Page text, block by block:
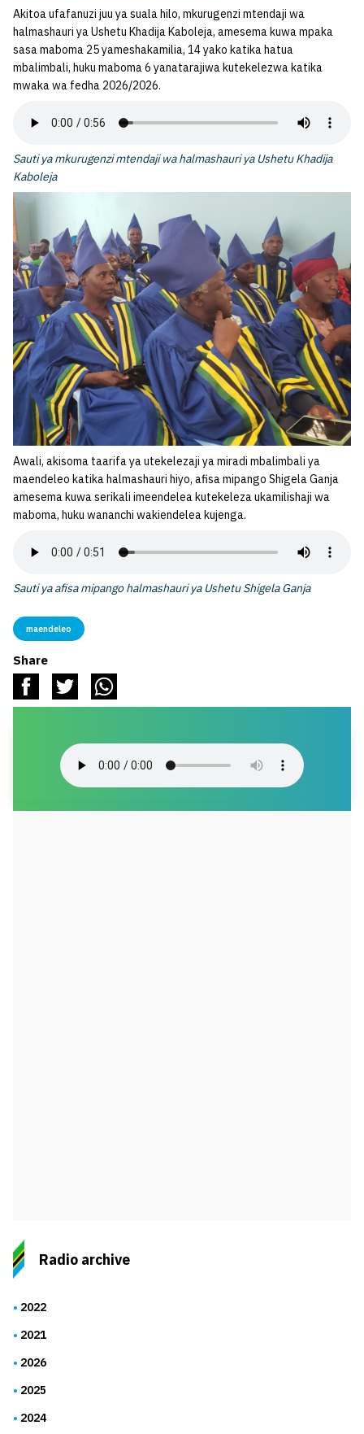
Akitoa ufafanuzi juu ya suala hilo, mkurugenzi mtendaji wa
halmashauri ya Ushetu Khadija Kaboleja, amesema kuwa mpaka
sasa maboma 25 yameshakamilia, 14 yako katika hatua
mbalimbali, huku maboma 6 yanatarajiwa kutekelezwa katika
mwaka wa fedha 2026/2026.
Sauti ya mkurugenzi mtendaji wa halmashauri ya Ushetu Khadija
Kaboleja
Awali, akisoma taarifa ya utekelezaji ya miradi mbalimbali ya
maendeleo katika halmashauri hiyo, afisa mipango Shigela Ganja
amesema kuwa serikali imeendelea kutekeleza ukamilishaji wa
maboma, huku wananchi wakiendelea kujenga.
Sauti ya afisa mipango halmashauri ya Ushetu Shigela Ganja
maendeleo
Share
Radio archive
2022
2021
2026
2025
2024